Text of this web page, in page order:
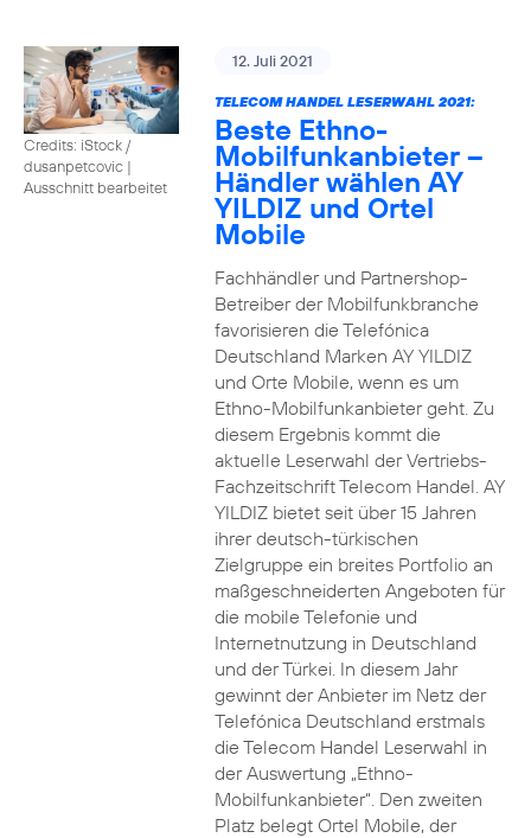
Credits: iStock /
dusanpetcovic |
Ausschnitt bearbeitet
12. Juli 2021
TELECOM HANDEL LESERWAHL 2021:
Beste Ethno-
Mobilfunkanbieter –
Händler wählen AY
YILDIZ und Ortel
Mobile
Fachhändler und Partnershop-
Betreiber der Mobilfunkbranche
favorisieren die Telefónica
Deutschland Marken AY YILDIZ
und Orte Mobile, wenn es um
Ethno-Mobilfunkanbieter geht. Zu
diesem Ergebnis kommt die
aktuelle Leserwahl der Vertriebs-
Fachzeitschrift Telecom Handel. AY
YILDIZ bietet seit über 15 Jahren
ihrer deutsch-türkischen
Zielgruppe ein breites Portfolio an
maßgeschneiderten Angeboten für
die mobile Telefonie und
Internetnutzung in Deutschland
und der Türkei. In diesem Jahr
gewinnt der Anbieter im Netz der
Telefónica Deutschland erstmals
die Telecom Handel Leserwahl in
der Auswertung „Ethno-
Mobilfunkanbieter“. Den zweiten
Platz belegt Ortel Mobile, der